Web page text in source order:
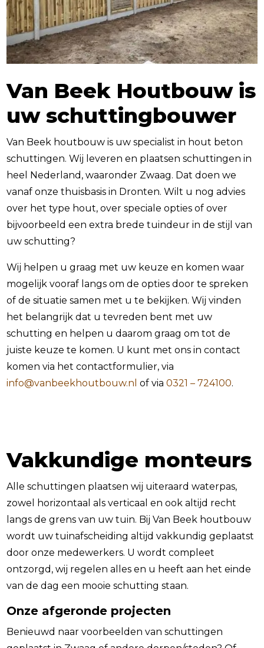
Van Beek Houtbouw is
uw schuttingbouwer
Van Beek houtbouw is uw specialist in hout beton
schuttingen. Wij leveren en plaatsen schuttingen in
heel Nederland, waaronder Zwaag. Dat doen we
vanaf onze thuisbasis in Dronten. Wilt u nog advies
over het type hout, over speciale opties of over
bijvoorbeeld een extra brede tuindeur in de stijl van
uw schutting?
Wij helpen u graag met uw keuze en komen waar
mogelijk vooraf langs om de opties door te spreken
of de situatie samen met u te bekijken. Wij vinden
het belangrijk dat u tevreden bent met uw
schutting en helpen u daarom graag om tot de
juiste keuze te komen. U kunt met ons in contact
komen via het contactformulier, via
info@vanbeekhoutbouw.nl of via0321 – 724100.
Vakkundige monteurs
Alle schuttingen plaatsen wij uiteraard waterpas,
zowel horizontaal als verticaal en ook altijd recht
langs de grens van uw tuin. Bij Van Beek houtbouw
wordt uw tuinafscheiding altijd vakkundig geplaatst
door onze medewerkers. U wordt compleet
ontzorgd, wij regelen alles en u heeft aan het einde
van de dag een mooie schutting staan.
Onze afgeronde projecten
Benieuwd naar voorbeelden van schuttingen